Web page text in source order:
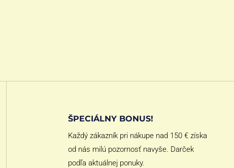
ŠPECIÁLNY BONUS!
Každý zákazník pri nákupe nad 150 € získa
od nás milú pozornosť navyše. Darček
podľa aktuálnej ponuky.